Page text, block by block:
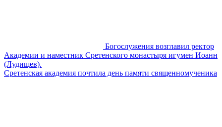
Богослужения возглавил ректор
Академии и наместник Сретенского монастыря игумен Иоанн
(Лудищев).
Сретенская академия почтила день памяти священномученика